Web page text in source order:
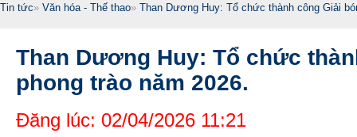
Tin tức» Văn hóa - Thế thao» Than Dương Huy: Tổ chức thành công Giải
Than Dương Huy: Tổ chức
phong trào năm 2026.
Đăng lúc: 02/04/2026 11:21